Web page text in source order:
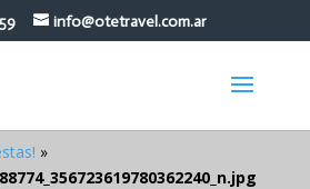
info@otetravel.com.ar
»